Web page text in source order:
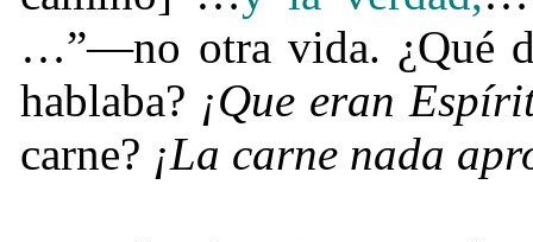
…”—no otra vida. ¿Qué
hablaba? ¡Que eran
carne? ¡La carne nada